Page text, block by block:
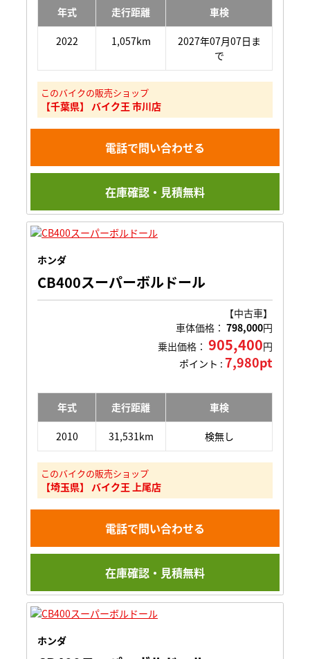
年式 走行距離 車検
2022 1,057km
2027年07月07日ま
で
このバイクの販売ショップ
【千葉県】 バイク王 市川店
電話で問い合わせる
在庫確認・見積無料
ホンダ
CB400スーパーボルドール
【中古車】
車体価格： 798,000円
乗出価格： 905,400円
ポイント : 7,980pt
年式 走行距離 車検
2010 31,531km 検無し
このバイクの販売ショップ
【埼玉県】 バイク王 上尾店
電話で問い合わせる
在庫確認・見積無料
ホンダ